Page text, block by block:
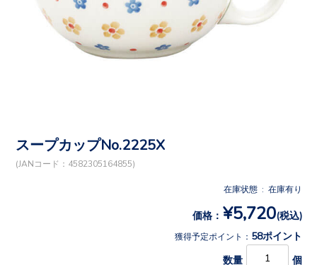
スープカップNo.2225X
(JANコード：4582305164855)
在庫状態 : 在庫有り
価格： ¥5,720(税込)
獲得予定ポイント： 58ポイント
数量 個